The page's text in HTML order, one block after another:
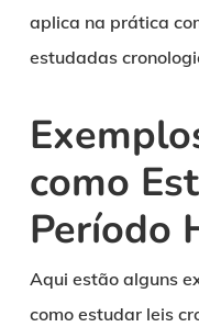
aplica na prática
estudadas
como
Período
Aqui estão alguns
como estudar leis